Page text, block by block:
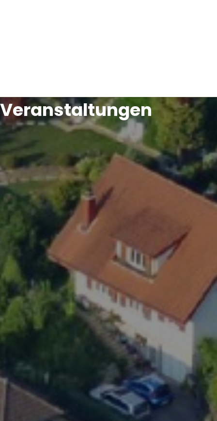
Veranstaltungen